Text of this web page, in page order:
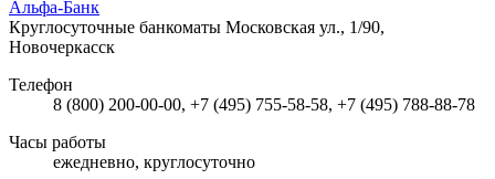
Альфа-Банк
Круглосуточные банкоматы Московская ул., 1/90,
Новочеркасск
Телефон
8 (800) 200-00-00, +7 (495) 755-58-58, +7 (495) 788-88-78
Часы работы
ежедневно, круглосуточно